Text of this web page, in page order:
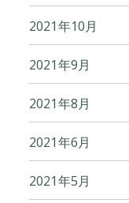
2021年10月
2021年9月
2021年8月
2021年6月
2021年5月